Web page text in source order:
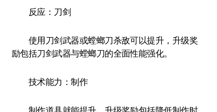
反应：刀剑
使用刀剑武器或螳螂刀杀敌可以提升，升级奖
励包括刀剑武器与螳螂刀的全面性能强化。
技术能力：制作